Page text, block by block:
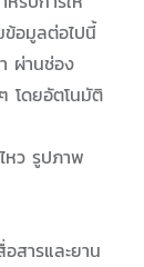
ข้อมูลต่อไปนี้
ผ่านช่อง
โดยอัตโนมัติ
หว รูปภาพ
สารและยาน